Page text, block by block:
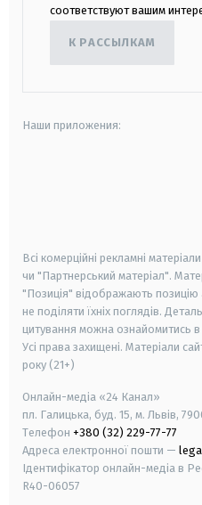
соответствуют вашим
К РАССЫЛКАМ
Наши приложения:
Всі комерційні рекламні
чи "Партнерський матеріал".
"Позиція" відображають позицію
не поділяти їхніх поглядів.
цитування можна ознайомитись
Усі права захищені. Матеріали
року (21+)
Онлайн-медіа «24 Канал»
пл. Галицька, буд. 15, м. Львів,
Телефон +380 (32) 229-77-77
Адреса електронної пошти —
Ідентифікатор онлайн-медіа в
R40-06057